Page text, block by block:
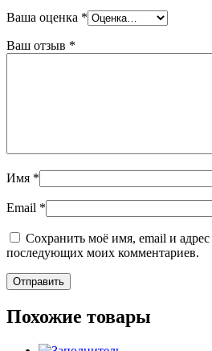
Ваша оценка *
Ваш отзыв *
Имя *
Email *
Сохранить моё имя, email и адрес
последующих моих комментариев.
Похожие товары